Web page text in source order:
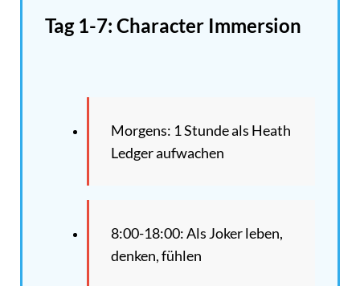
Tag 1-7: Character Immersion
Morgens: 1 Stunde als Heath
Ledger aufwachen
8:00-18:00: Als Joker leben,
denken, fühlen